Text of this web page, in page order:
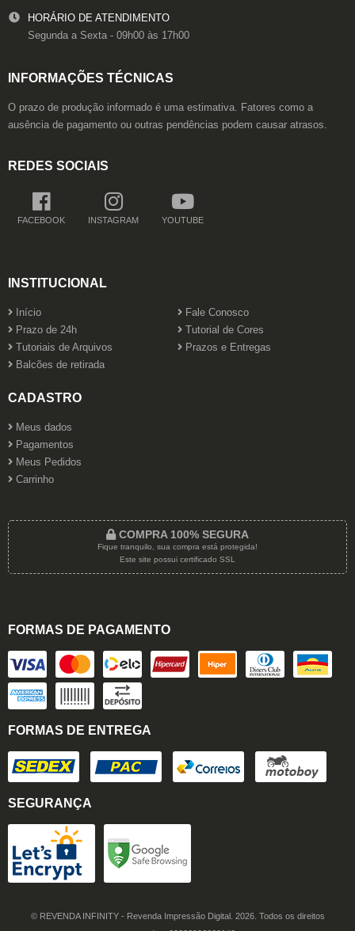
HORÁRIO DE ATENDIMENTO
Segunda a Sexta - 09h00 às 17h00
INFORMAÇÕES TÉCNICAS
O prazo de produção informado é uma estimativa. Fatores como a
ausência de pagamento ou outras pendências podem causar atrasos.
REDES SOCIAIS
FACEBOOK INSTAGRAM YOUTUBE
INSTITUCIONAL
Início
Fale Conosco
Prazo de 24h
Tutorial de Cores
Tutoriais de Arquivos
Prazos e Entregas
Balcões de retirada
CADASTRO
Meus dados
Pagamentos
Meus Pedidos
Carrinho
COMPRA 100% SEGURA
Fique tranquilo, sua compra está protegida!
Este site possui certificado SSL
FORMAS DE PAGAMENTO
FORMAS DE ENTREGA
SEGURANÇA
© REVENDA INFINITY - Revenda Impressão Digital. 2026. Todos os direitos